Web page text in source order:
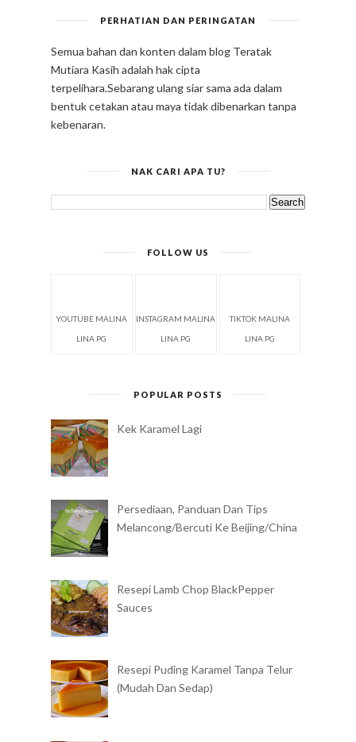
PERHATIAN DAN PERINGATAN
Semua bahan dan konten dalam blog Teratak
Mutiara Kasih adalah hak cipta
terpelihara.Sebarang ulang siar sama ada dalam
bentuk cetakan atau maya tidak dibenarkan tanpa
kebenaran.
NAK CARI APA TU?
FOLLOW US
YOUTUBE MALINA
LINA PG
INSTAGRAM MALINA
LINA PG
TIKTOK MALINA
LINA PG
POPULAR POSTS
Kek Karamel Lagi
Persediaan, Panduan Dan Tips
Melancong/Bercuti Ke Beijing/China
Resepi Lamb Chop BlackPepper
Sauces
Resepi Puding Karamel Tanpa Telur
(Mudah Dan Sedap)